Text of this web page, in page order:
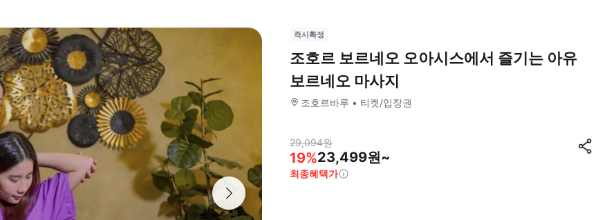
즉시확정
조호르 보르네오 오아시스에서 즐기는 아유
보르네오 마사지
조호르바루 티켓/입장권
29,094원
19%23,499원~
최종혜택가